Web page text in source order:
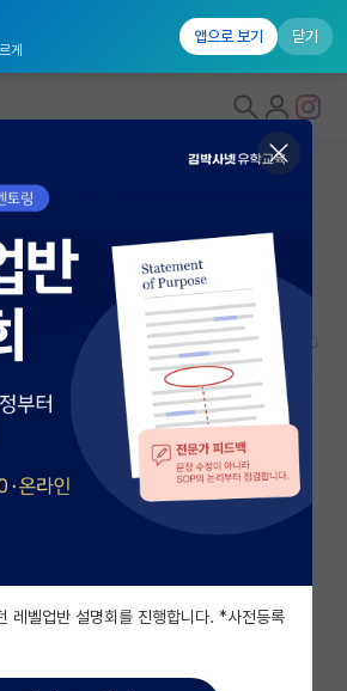
게
앱으로 보기 닫기
랩)
후기 게시판
글입니다.
학 프로그램
레벨업반 설명회를 진행합니다. *사전등록